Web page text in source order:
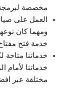
مخصصة لبرمجة
العمل على
ومهما كان
خدمة فتح
خدماتنا
خدماتنا لأمام
مختلفة عبر